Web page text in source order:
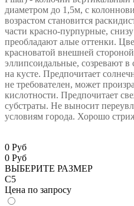
диаметром до 1,5м, с
возрастом становится
части красно-пурпурные,
преобладают алые оттенки.
красноватой внешней
эллипсоидальные, созревают в
на кусте. Предпочитает
не требователен, может
кислотности. Предпочитает
субстраты. Не выносит
условиям города. Хорошо
0 Руб
0 Руб
ВЫБЕРИТЕ РАЗМЕР
С5
Цена по запросу